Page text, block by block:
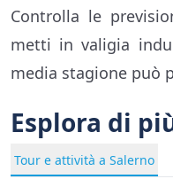
Controlla le
metti in valigia
media stagione può
Esplora di
Tour e attività a Salerno